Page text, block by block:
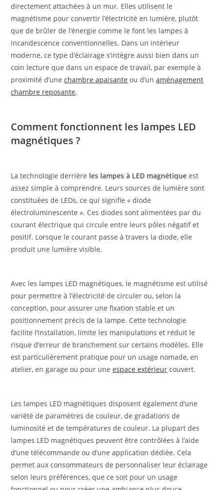
directement attachées à un mur. Elles utilisent le
magnétisme pour convertir l’électricité en lumière, plutôt
que de brûler de l’énergie comme le font les lampes à
incandescence conventionnelles. Dans un intérieur
moderne, ce type d’éclairage s’intègre aussi bien dans un
coin lecture que dans un espace de travail, par exemple à
proximité d’unechambre apaisante ou d’unaménagement
chambre reposante.
Comment fonctionnent les lampes LED
magnétiques ?
La technologie derrière les lampes à LED magnétique est
assez simple à comprendre. Leurs sources de lumière sont
constituées de LEDs, ce qui signifie « diode
électroluminescente ». Ces diodes sont alimentées par du
courant électrique qui circule entre leurs pôles négatif et
positif. Lorsque le courant passe à travers la diode, elle
produit une lumière visible.
Avec les lampes LED magnétiques, le magnétisme est utilisé
pour permettre à l’électricité de circuler ou, selon la
conception, pour assurer une fixation stable et un
positionnement précis de la lampe. Cette technologie
facilite l’installation, limite les manipulations et réduit le
risque d’erreur de branchement sur certains modèles. Elle
est particulièrement pratique pour un usage nomade, en
atelier, en garage ou pour uneespace extérieur couvert.
Les lampes LED magnétiques disposent également d’une
variété de paramètres de couleur, de gradations de
luminosité et de températures de couleur. La plupart des
lampes LED magnétiques peuvent être contrôlées à l’aide
d’une télécommande ou d’une application dédiée. Cela
permet aux consommateurs de personnaliser leur éclairage
selon leurs préférences, que ce soit pour un usage